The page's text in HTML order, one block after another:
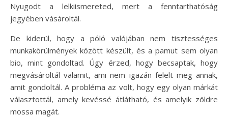
Nyugodt a lelkiismereted, mert a fenntarthatóság
jegyében vásároltál.
De kiderül, hogy a póló valójában nem tisztességes
munkakörülmények között készült, és a pamut sem olyan
bio, mint gondoltad. Úgy érzed, hogy becsaptak, hogy
megvásároltál valamit, ami nem igazán felelt meg annak,
amit gondoltál. A probléma az volt, hogy egy olyan márkát
választottál, amely kevéssé átlátható, és amelyik zöldre
mossa magát.